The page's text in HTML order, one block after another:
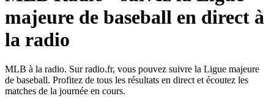
majeure de baseball en direct à
la radio
MLB à la radio. Sur radio.fr, vous pouvez suivre la Ligue majeure
de baseball. Profitez de tous les résultats en direct et écoutez les
matches de la journée en cours.